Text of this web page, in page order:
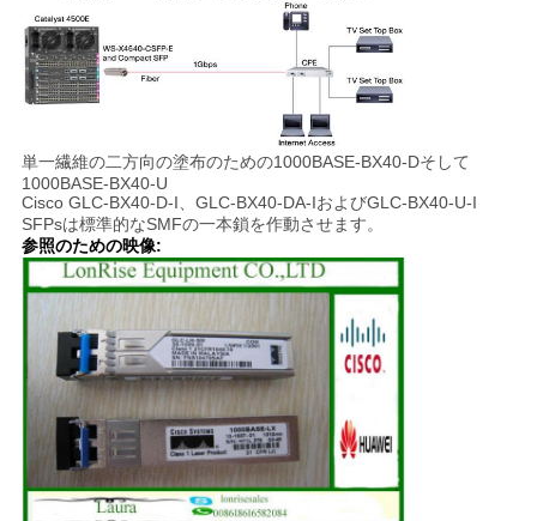
単一繊維の二方向の塗布のための1000BASE-BX40-Dそして
1000BASE-BX40-U
Cisco GLC-BX40-D-I、GLC-BX40-DA-IおよびGLC-BX40-U-I
SFPsは標準的なSMFの一本鎖を作動させます。
参照のための映像: